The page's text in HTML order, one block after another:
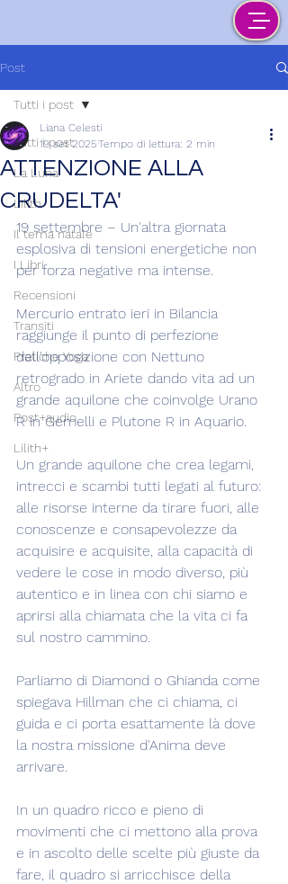
Post
Tutti i post
La Luna
Lilith
Il tema natale
I Libri
Recensioni
Transiti
Pratiche Yoga
Altro
Post+audio
Lilith+
Tutti i post
ATTENZIONE ALLA
CRUDELTA'
Liana Celesti
19 set 2025Tempo di lettura: 2 min
19 settembre – Un'altra giornata
esplosiva di tensioni energetiche non
per forza negative ma intense.
Mercurio entrato ieri in Bilancia
raggiunge il punto di perfezione
dell'opposizione con Nettuno
retrogrado in Ariete dando vita ad un
grande aquilone che coinvolge Urano
R in Gemelli e Plutone R in Aquario.
Un grande aquilone che crea legami,
intrecci e scambi tutti legati al futuro:
alle risorse interne da tirare fuori, alle
conoscenze e consapevolezze da
acquisire e acquisite, alla capacità di
vedere le cose in modo diverso, più
autentico e in linea con chi siamo e
aprirsi alla chiamata che la vita ci fa
sul nostro cammino.
Parliamo di Diamond o Ghianda come
spiegava Hillman che ci chiama, ci
guida e ci porta esattamente là dove
la nostra missione d'Anima deve
arrivare.
In un quadro ricco e pieno di
movimenti che ci mettono alla prova
e in ascolto delle scelte più giuste da
fare, il quadro si arricchisce della